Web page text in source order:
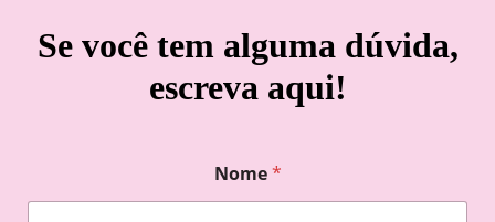
Se você tem alguma dúvida,
escreva aqui!
Nome*